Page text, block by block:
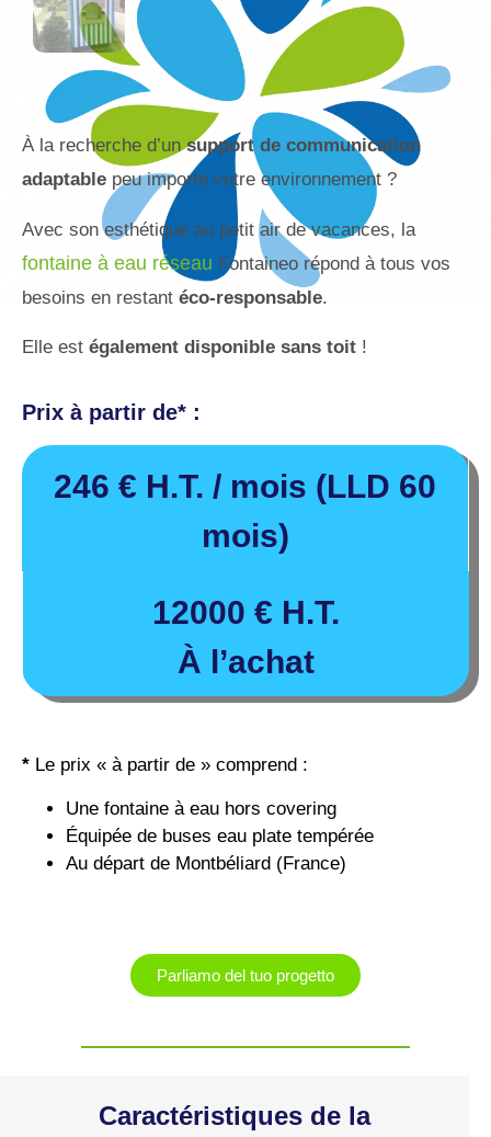
À la recherche d’unsupport de communication
adaptable peu importe votre environnement ?
Avec son esthétique au petit air de vacances, la
fontaine à eau réseau Fontaineo répond à tous vos
besoins en restant éco-responsable.
Elle est également disponible sans toit !
Prix à partir de* :
246 € H.T. / mois (LLD 60
mois)
12000 € H.T.
À l’achat
* Le prix « à partir de » comprend :
Une fontaine à eau hors covering
Équipée de buses eau plate tempérée
Au départ de Montbéliard (France)
Parliamo del tuo progetto
Caractéristiques de la